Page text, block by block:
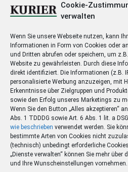
Cookie-
verwalten
Wenn Sie unsere Webseite nutzen, kann
Informationen in Form von Cookies oder
und Dritten abrufen oder speichern, um
Website zu gewährleisten. Durch diese
direkt identifiziert. Die Informationen (z.B.
personalisierte Werbung anzuzeigen, mit
Erkenntnisse über Zielgruppen und
sowie den Erfolg unseres Marketings zu
Wenn Sie den Button „Alles akzeptieren“
Abs. 1 TDDDG sowie Art. 6 Abs. 1 lit. a
wie beschrieben verwendet werden. Sie
bestimmte Arten von Cookies nicht
(technisch) unbedingt erforderliche
„Dienste verwalten“ können Sie mehr
und Ihre Wunscheinstellungen vornehmen.
für nur
Die Aktion ist
Sie sparen 120,- € im
* Gerät Ihrer Wahl mit
Details
Wenn Sie den Bezug nach
beenden, lesen Sie nach 24
8,90 €/Monat zusätzlich zur